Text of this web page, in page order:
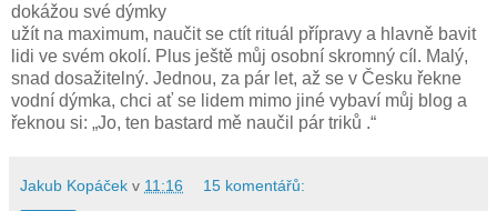
dokážou své dýmky
užít na maximum, naučit se ctít rituál přípravy a hlavně bavit
lidi ve svém okolí. Plus ještě můj osobní skromný cíl. Malý,
snad dosažitelný. Jednou, za pár let, až se v Česku řekne
vodní dýmka, chci ať se lidem mimo jiné vybaví můj blog a
řeknou si: „Jo, ten bastard mě naučil pár triků .“
Jakub Kopáček v 11:16 15 komentářů: